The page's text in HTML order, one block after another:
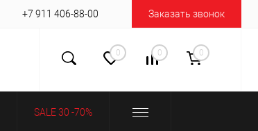
+7 911 406-88-00 Заказать звонок
0 0 0
SALE 30 -70%